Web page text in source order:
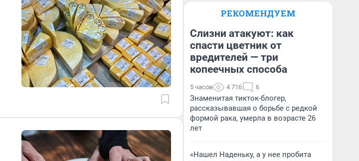
РЕКОМЕНДУЕМ
Слизни атакуют: как
спасти цветник от
вредителей — три
копеечных способа
5 часов 4 716 6
Знаменитая тикток-блогер,
рассказывавшая о борьбе с редкой
формой рака, умерла в возрасте 26
лет
«Нашел Наденьку, а у нее пробита